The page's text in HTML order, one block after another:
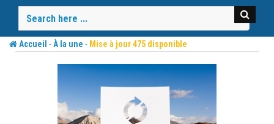
content
Accueil -À la une - Mise à jour 475 disponible